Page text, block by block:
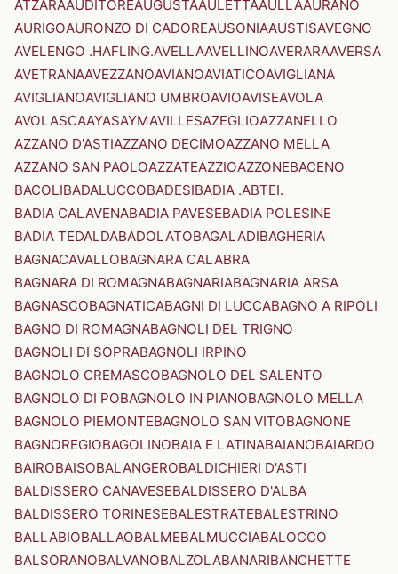
ATZARAAUDITOREAUGUSTAAULETTAAULLAAURANO
AURIGOAURONZO DI CADOREAUSONIAAUSTISAVEGNO
AVELENGO .HAFLING.AVELLAAVELLINOAVERARAAVERSA
AVETRANAAVEZZANOAVIANOAVIATICOAVIGLIANA
AVIGLIANOAVIGLIANO UMBROAVIOAVISEAVOLA
AVOLASCAAYASAYMAVILLESAZEGLIOAZZANELLO
AZZANO D'ASTIAZZANO DECIMOAZZANO MELLA
AZZANO SAN PAOLOAZZATEAZZIOAZZONEBACENO
BACOLIBADALUCCOBADESIBADIA .ABTEI.
BADIA CALAVENABADIA PAVESEBADIA POLESINE
BADIA TEDALDABADOLATOBAGALADIBAGHERIA
BAGNACAVALLOBAGNARA CALABRA
BAGNARA DI ROMAGNABAGNARIABAGNARIA ARSA
BAGNASCOBAGNATICABAGNI DI LUCCABAGNO A RIPOLI
BAGNO DI ROMAGNABAGNOLI DEL TRIGNO
BAGNOLI DI SOPRABAGNOLI IRPINO
BAGNOLO CREMASCOBAGNOLO DEL SALENTO
BAGNOLO DI POBAGNOLO IN PIANOBAGNOLO MELLA
BAGNOLO PIEMONTEBAGNOLO SAN VITOBAGNONE
BAGNOREGIOBAGOLINOBAIA E LATINABAIANOBAIARDO
BAIROBAISOBALANGEROBALDICHIERI D'ASTI
BALDISSERO CANAVESEBALDISSERO D'ALBA
BALDISSERO TORINESEBALESTRATEBALESTRINO
BALLABIOBALLAOBALMEBALMUCCIABALOCCO
BALSORANOBALVANOBALZOLABANARIBANCHETTE